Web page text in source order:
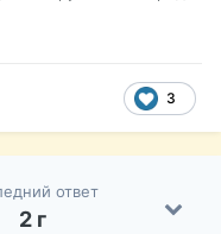
3
ответ
2 г